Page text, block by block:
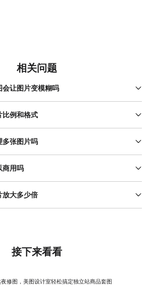
相关问题
让图片变模糊吗
扩图采用AI智能算法，扩展时精准还原细
，边缘干净不发虚。
比例和格式
用比例，也可自由自定义，兼容JPG、
，满足各类设计场景。
多张图片吗
扩图支持批量上传与处理，一次最多处理
，大幅提升效率。
商用吗
完整、边缘自然，无违和拼接感，配合平
海报、电商等商用场景。
放大多少倍
选择2倍、4倍，多次扩展可达到更大尺
接下来看看
修图，美图设计室轻松搞定独立站商品套图